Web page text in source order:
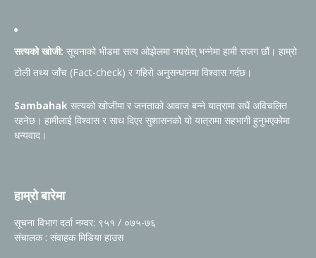
सत्यको खोजी: सूचनाको भीडमा सत्य ओझेलमा नपरोस् भन्नेमा हामी सजग छौं। हाम्रो
टोली तथ्य जाँच (Fact-check) र गहिरो अनुसन्धानमा विश्वास गर्दछ।
Sambahak सत्यको खोजीमा र जनताको आवाज बन्ने यात्रामा सधैं अविचलित
रहनेछ। हामीलाई विश्वास र साथ दिएर सुशासनको यो यात्रामा सहभागी हुनुभएकोमा
धन्यवाद।
हाम्रो बारेमा
सूचना विभाग दर्ता नम्वर: ९५१ / ०७५-७६
संचालक : संवाहक मिडिया हाउस